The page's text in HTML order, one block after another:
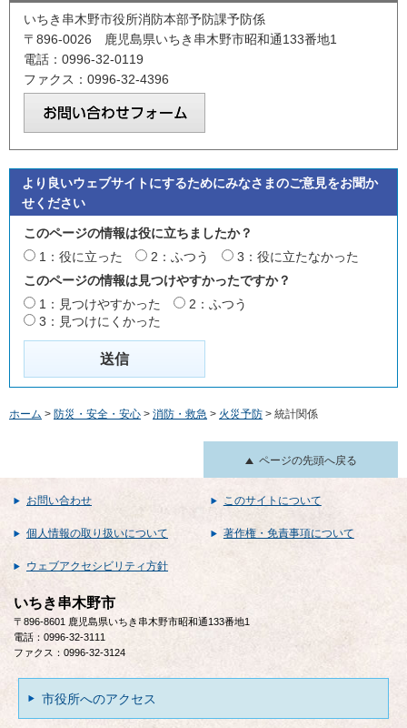
いちき串木野市役所消防本部予防課予防係
〒896-0026 鹿児島県いちき串木野市昭和通133番地1
電話：0996-32-0119
ファクス：0996-32-4396
より良いウェブサイトにするためにみなさまのご意見をお聞か
せください
このページの情報は役に立ちましたか？
1：役に立った
2：ふつう
3：役に立たなかった
このページの情報は見つけやすかったですか？
1：見つけやすかった
2：ふつう
3：見つけにくかった
ホーム > 防災・安全・安心 > 消防・救急 > 火災予防 > 統計関係
ページの先頭へ戻る
お問い合わせ このサイトについて
個人情報の取り扱いについて 著作権・免責事項について
ウェブアクセシビリティ方針
いちき串木野市
〒896-8601 鹿児島県いちき串木野市昭和通133番地1
電話：0996-32-3111
ファクス：0996-32-3124
市役所へのアクセス